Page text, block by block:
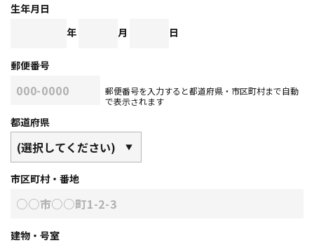
生年月日
年
月 日
郵便番号
郵便番号を入力すると都道府県・市区町村まで自動
で表示されます
都道府県
市区町村・番地
建物・号室